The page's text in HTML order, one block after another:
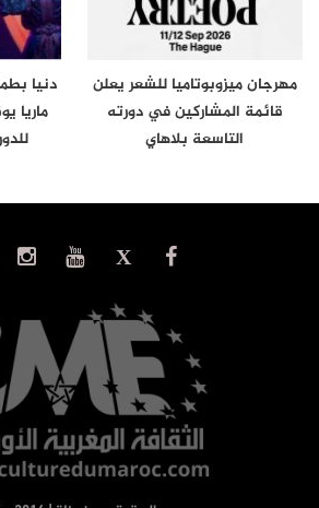
مهرجان ميزوبوتاميا للشعر يعلن
قائمة المشاركين في دورته
التاسعة بلاهاي
دنيا
ماريا
للدورة